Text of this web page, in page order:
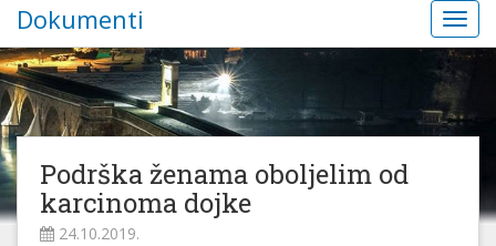
Dokumenti
Podrška ženama oboljelim od
karcinoma dojke
24.10.2019.